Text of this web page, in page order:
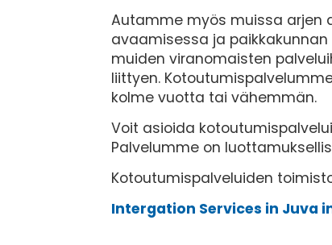
Autamme myös muissa arjen
avaamisessa ja
muiden viranomaisten
liittyen.
kolme vuotta tai vähemmän.
Voit asioida
Palvelumme on
Kotoutumispalveluiden
Intergation Services in Juva